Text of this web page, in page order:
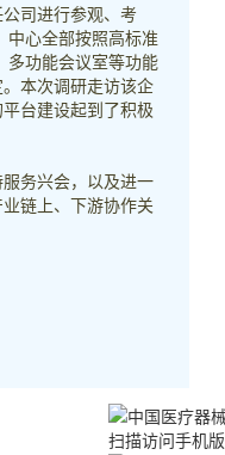
司进行参观、考
心全部按照高标准
多功能会议室等功能
本次调研走访该企
台建设起到了积极
务兴会，以及进一
链上、下游协作关
扫描访问手机版